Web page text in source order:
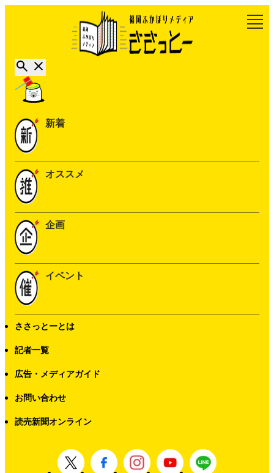
新着
オススメ
企画
イベント
ささっとーとは
記者一覧
広告・メディアガイド
お問い合わせ
読売新聞オンライン